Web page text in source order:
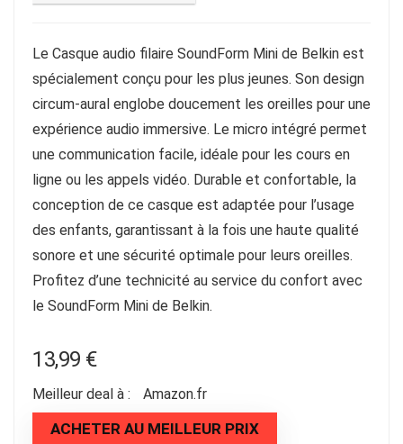
Le Casque audio filaire SoundForm Mini de Belkin est
spécialement conçu pour les plus jeunes. Son design
circum-aural englobe doucement les oreilles pour une
expérience audio immersive. Le micro intégré permet
une communication facile, idéale pour les cours en
ligne ou les appels vidéo. Durable et confortable, la
conception de ce casque est adaptée pour l’usage
des enfants, garantissant à la fois une haute qualité
sonore et une sécurité optimale pour leurs oreilles.
Profitez d’une technicité au service du confort avec
le SoundForm Mini de Belkin.
13,99 €
Meilleur deal à : Amazon.fr
ACHETER AU MEILLEUR PRIX